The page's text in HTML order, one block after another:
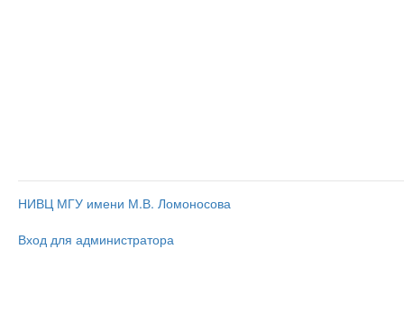
НИВЦ МГУ имени М.В. Ломоносова
Вход для администратора